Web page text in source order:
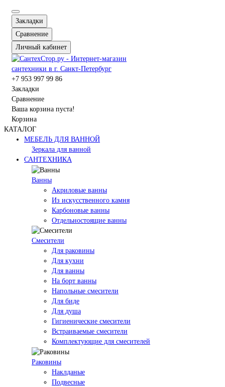
Закладки
Сравнение
Личный кабинет
+7 953 997 99 86
Закладки
Сравнение
Ваша корзина пуста!
Корзина
КАТАЛОГ
МЕБЕЛЬ ДЛЯ ВАННОЙ
Зеркала для ванной
САНТЕХНИКА
Ванны
Акриловые ванны
Из искусственного камня
Карбоновые ванны
Отдельностоящие ванны
Смесители
Для раковины
Для кухни
Для ванны
На борт ванны
Напольные смесители
Для биде
Для душа
Гигиенические смесители
Встраиваемые смесители
Комплектующие для смесителей
Раковины
Наклданые
Подвесные